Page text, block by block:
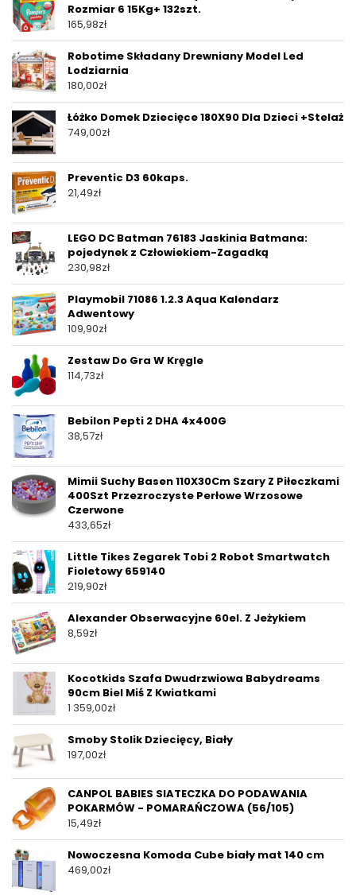
Rozmiar 6 15Kg+ 132szt.
165,98zł
Robotime Składany Drewniany Model Led
Lodziarnia
180,00zł
Łóżko Domek Dziecięce 180X90 Dla Dzieci +Stelaż
749,00zł
Preventic D3 60kaps.
21,49zł
LEGO DC Batman 76183 Jaskinia Batmana:
pojedynek z Człowiekiem-Zagadką
230,98zł
Playmobil 71086 1.2.3 Aqua Kalendarz
Adwentowy
109,90zł
Zestaw Do Gra W Kręgle
114,73zł
Bebilon Pepti 2 DHA 4x400G
38,57zł
Mimii Suchy Basen 110X30Cm Szary Z Piłeczkami
400Szt Przezroczyste Perłowe Wrzosowe
Czerwone
433,65zł
Little Tikes Zegarek Tobi 2 Robot Smartwatch
Fioletowy 659140
219,90zł
Alexander Obserwacyjne 60el. Z Jeżykiem
8,59zł
Kocotkids Szafa Dwudrzwiowa Babydreams
90cm Biel Miś Z Kwiatkami
1 359,00zł
Smoby Stolik Dziecięcy, Biały
197,00zł
CANPOL BABIES SIATECZKA DO PODAWANIA
POKARMÓW - POMARAŃCZOWA (56/105)
15,49zł
Nowoczesna Komoda Cube biały mat 140 cm
469,00zł